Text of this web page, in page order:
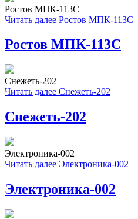
Ростов МПК-113С
Читать далее Ростов МПК-113С
Ростов МПК-113С
Снежеть-202
Читать далее Снежеть-202
Снежеть-202
Электроника-002
Читать далее Электроника-002
Электроника-002